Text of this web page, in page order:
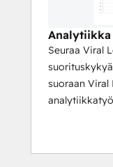
Seuraa Viral
suoraan